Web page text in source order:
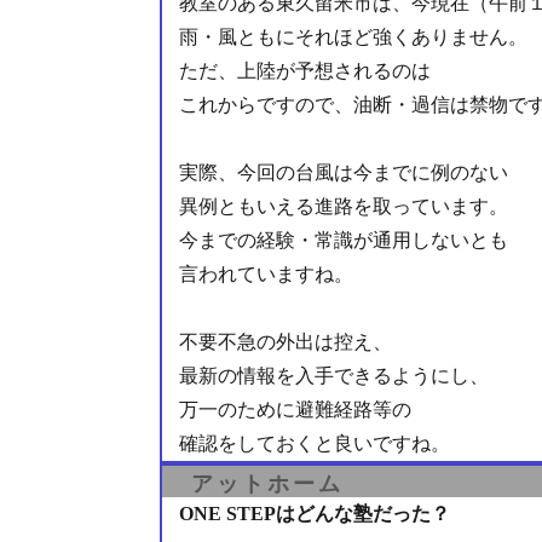
雨・風ともにそれほど強くありません。
ただ、上陸が予想されるのは
これからですので、油断・過信は禁物です
実際、今回の台風は今までに例のない
異例ともいえる進路を取っています。
今までの経験・常識が通用しないとも
言われていますね。
不要不急の外出は控え、
最新の情報を入手できるようにし、
万一のために避難経路等の
確認をしておくと良いですね。
アットホーム
ONE STEPはどんな塾だった？